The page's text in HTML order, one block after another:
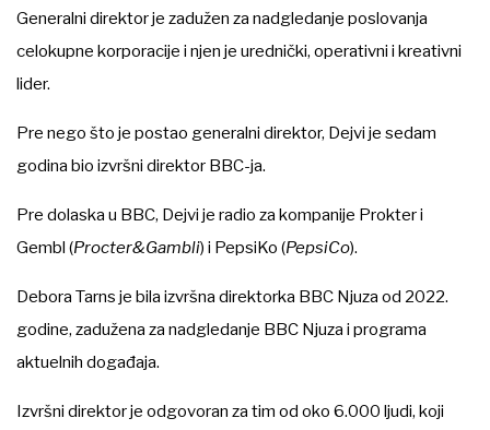
Generalni direktor je zadužen za nadgledanje poslovanja
celokupne korporacije i njen je urednički, operativni i kreativni
lider.
Pre nego što je postao generalni direktor, Dejvi je sedam
godina bio izvršni direktor BBC-ja.
Pre dolaska u BBC, Dejvi je radio za kompanije Prokter i
Gembl (Procter&Gambli) i PepsiKo (PepsiCo).
Debora Tarns je bila izvršna direktorka BBC Njuza od 2022.
godine, zadužena za nadgledanje BBC Njuza i programa
aktuelnih događaja.
Izvršni direktor je odgovoran za tim od oko 6.000 ljudi, koji